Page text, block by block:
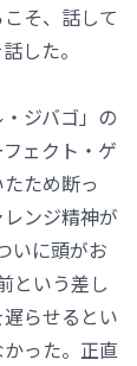
そ、話して
した。
ジバゴ」の
ェクト・ゲ
ため断っ
ンジ精神が
いに頭がお
という差し
らせるとい
った。正直